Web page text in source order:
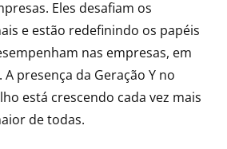
Eles desafiam os
e estão redefinindo os papéis
nas empresas, em
presença da Geração Y no
está crescendo cada vez mais
de todas.